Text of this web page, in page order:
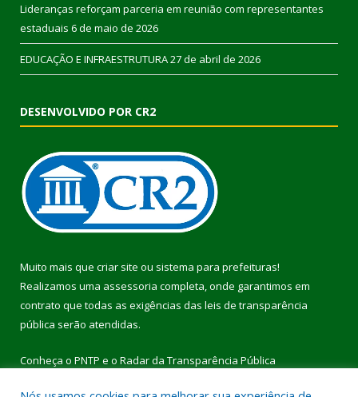
Lideranças reforçam parceria em reunião com representantes
estaduais 6 de maio de 2026
EDUCAÇÃO E INFRAESTRUTURA27 de abril de 2026
DESENVOLVIDO POR CR2
Muito mais que criar site ou sistema para prefeituras!
Realizamos uma assessoria completa, onde garantimos em
contrato que todas as exigências das leis de transparência
pública serão atendidas.
Conheça o PNTP e o Radar da Transparência Pública